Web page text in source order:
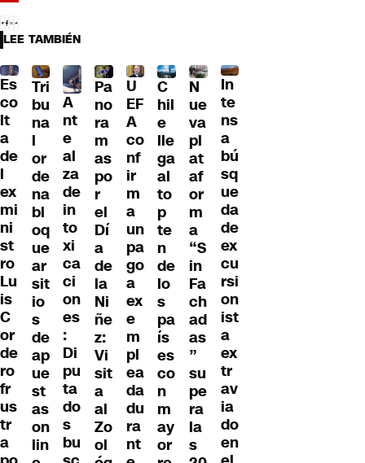
LEE TAMBIÉN
Es
co
lt
a
de
l
ex
mi
ni
st
ro
Lu
is
C
or
de
ro
fr
us
tr
a
Tri
bu
na
l
or
de
na
bl
oq
ue
ar
sit
io
s
de
ap
ue
st
as
on
lin
A
nt
e
al
za
de
in
to
xi
ca
ci
on
es
:
Di
pu
ta
do
s
bu
Pa
no
ra
m
as
po
r
el
Dí
a
de
la
Ni
ñe
z:
Vi
sit
a
al
Zo
ol
U
EF
A
co
nf
ir
m
a
un
pa
go
a
ex
e
m
pl
ea
da
du
ra
nt
C
hil
e
lle
ga
al
to
p
te
n
de
lo
s
pa
ís
es
co
n
m
ay
or
N
ue
va
pl
at
af
or
m
a
“S
in
Fa
ch
ad
as
”
su
pe
ra
la
s
In
te
ns
a
bú
sq
ue
da
de
ex
cu
rsi
on
ist
a
ex
tr
av
ia
do
en